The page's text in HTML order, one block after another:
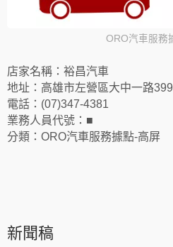
ORO汽車服務
店家名稱：裕昌汽車
地址：高雄市左營區大中一路
電話：(07)347-4381
業務人員代號：■
分類：ORO汽車服務據點-高屏
新聞稿